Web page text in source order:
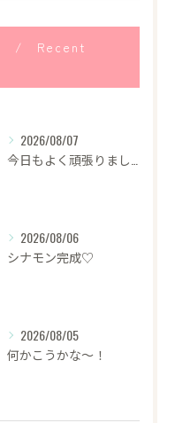
Recent
2026/08/07
2026/08/06
シナモン完成♡
2026/08/05
何かこうかな〜！